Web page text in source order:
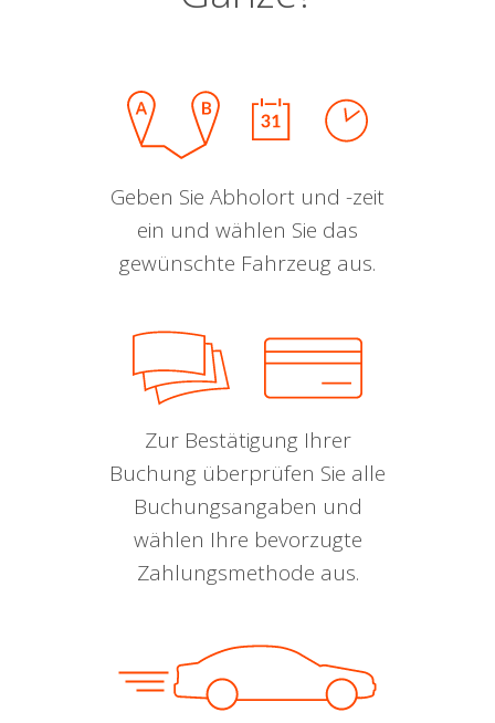
Geben Sie Abholort und -zeit
ein und wählen Sie das
gewünschte Fahrzeug aus.
Zur Bestätigung Ihrer
Buchung überprüfen Sie alle
Buchungsangaben und
wählen Ihre bevorzugte
Zahlungsmethode aus.